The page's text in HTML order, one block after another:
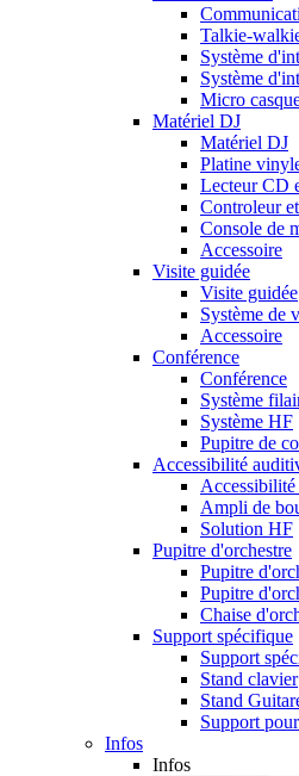
Talkie-
Système
Système
Micro
Matériel DJ
Matériel DJ
Platine
Lecteur CD
Controleur
Console de
Accessoire
Visite guidée
Visite guidée
Système de
Accessoire
Conférence
Conférence
Système
Système HF
Pupitre de
Accessibilité
Ampli de
Solution HF
Pupitre d'orchestre
Pupitre
Pupitre
Chaise
Support spécifique
Support
Stand clavier
Stand
Support
Infos
Infos